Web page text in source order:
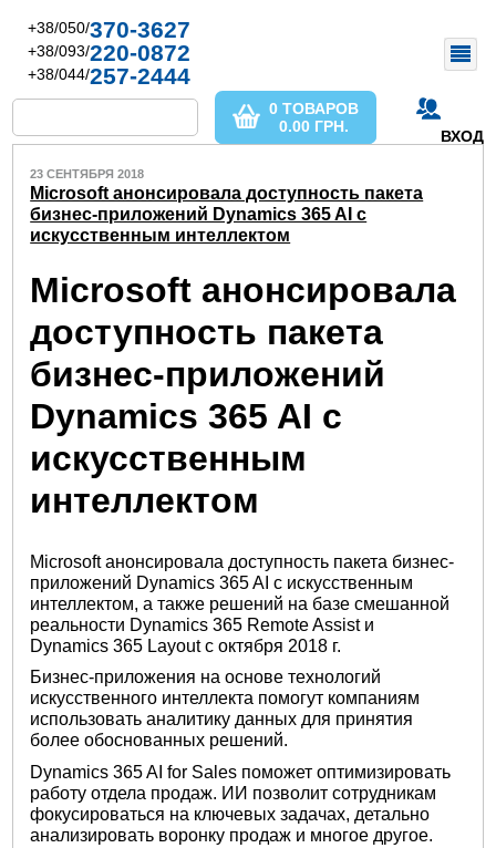
+38/050/370-3627
+38/093/220-0872
+38/044/257-2444
ВХОД
0 ТОВАРОВ
0.00 ГРН.
23 СЕНТЯБРЯ 2018
Microsoft анонсировала доступность пакета
бизнес-приложений Dynamics 365 AI с
искусственным интеллектом
Microsoft анонсировала
доступность пакета
бизнес-приложений
Dynamics 365 AI с
искусственным
интеллектом
Microsoft анонсировала доступность пакета бизнес-
приложений Dynamics 365 AI с искусственным
интеллектом, а также решений на базе смешанной
реальности Dynamics 365 Remote Assist и
Dynamics 365 Layout c октября 2018 г.
Бизнес-приложения на основе технологий
искусственного интеллекта помогут компаниям
использовать аналитику данных для принятия
более обоснованных решений.
Dynamics 365 AI for Sales поможет оптимизировать
работу отдела продаж. ИИ позволит сотрудникам
фокусироваться на ключевых задачах, детально
анализировать воронку продаж и многое другое.